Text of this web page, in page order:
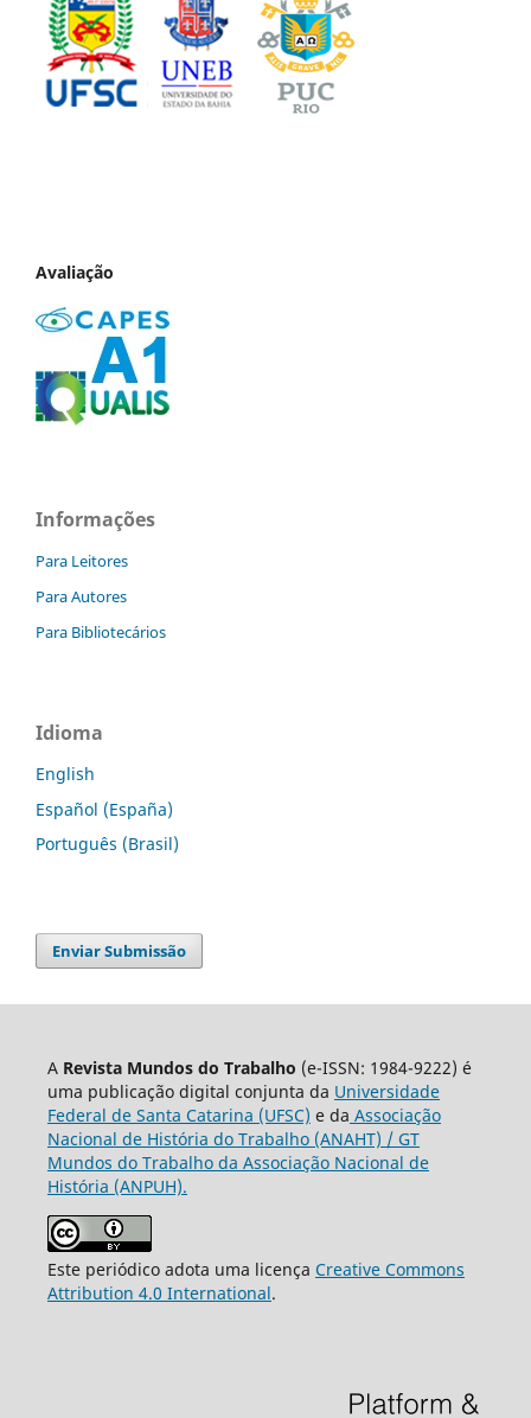
Avaliação
Informações
Para Leitores
Para Autores
Para Bibliotecários
Idioma
English
Español (España)
Português (Brasil)
Enviar Submissão
A Revista Mundos do Trabalho (e-ISSN: 1984-9222) é
uma publicação digital conjunta da Universidade
Federal de Santa Catarina (UFSC) e da Associação
Nacional de História do Trabalho (ANAHT) / GT
Mundos do Trabalho da Associação Nacional de
História (ANPUH).
Este periódico adota uma licença Creative Commons
Attribution 4.0 International.